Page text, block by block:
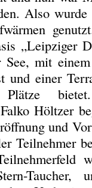
Also
„Leipziger
mit
und einer
Höltzer
und
Teilnehmer